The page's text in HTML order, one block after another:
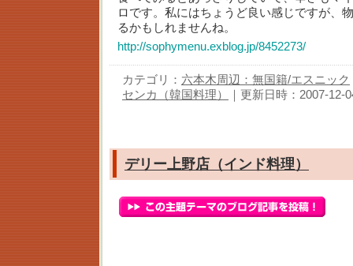
ロです。私にはちょうど良い感じですが、
るかもしれませんね。
http://sophymenu.exblog.jp/8452273/
カテゴリ： 六本木周辺：無国籍/エスニック
センカ（韓国料理）
｜更新日時：2007-12-
デリー上野店（インド料理）